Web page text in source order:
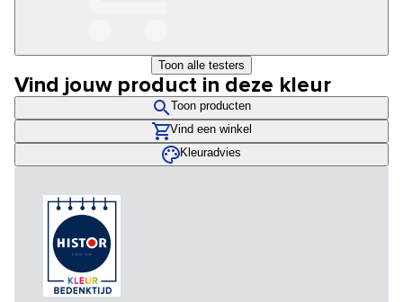
Toon alle testers
Vind jouw product in deze kleur
Toon producten
Vind een winkel
Kleuradvies